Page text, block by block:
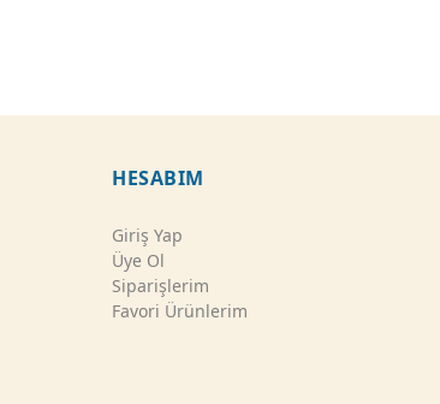
HESABIM
Giriş Yap
Üye Ol
Siparişlerim
Favori Ürünlerim